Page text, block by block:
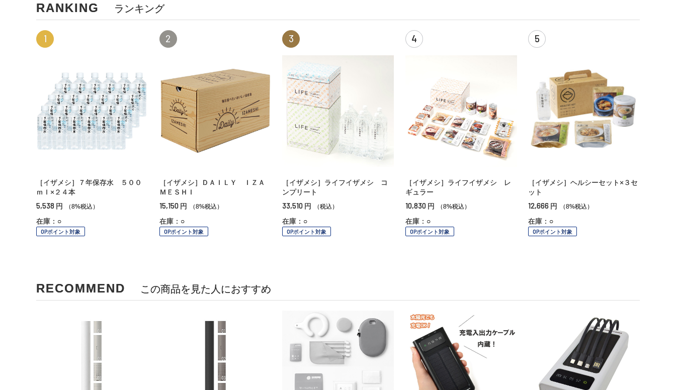
RANKING ランキング
1
［イザメシ］７年保存水 ５００
ｍｌ×２４本
5,538 円 （8%税込）
在庫：○
OPポイント対象
2
［イザメシ］ＤＡＩＬＹ ＩＺＡ
ＭＥＳＨＩ
15,150 円 （8%税込）
在庫：○
OPポイント対象
3
［イザメシ］ライフイザメシ コ
ンプリート
33,510 円 （税込）
在庫：○
OPポイント対象
4
［イザメシ］ライフイザメシ レ
ギュラー
10,830 円 （8%税込）
在庫：○
OPポイント対象
5
［イザメシ］ヘルシーセット×３セ
ット
12,666 円 （8%税込）
在庫：○
OPポイント対象
RECOMMEND この商品を見た人におすすめ